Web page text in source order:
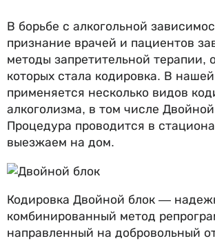
В борьбе с алкогольной
признание врачей и пациентов
методы запретительной терапии,
которых стала кодировка. В
применяется несколько видов
алкоголизма, в том числе
Процедура проводится в
выезжаем на дом.
Кодировка Двойной блок —
комбинированный метод
направленный на добровольный